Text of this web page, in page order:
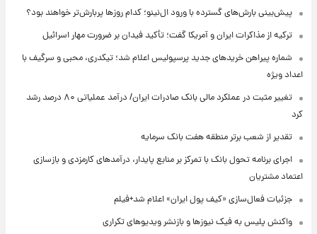
پیش‌بینی بارش‌های گسترده با ورود ال‌نینو؛ کدام روزها پربارش‌تر خواهند بود؟
ترکیه از مذاکرات ایران و آمریکا گفت؛ تأکید فیدان بر ضرورت مهار اسرائیل
شماره پیراهن خریدهای جدید پرسپولیس اعلام شد؛ تیکدری، محبی و سرگیف با
اعداد ویژه
تغییر مثبت در عملکرد مالی بانک صادرات ایران/ درآمد عملیاتی ۸۰ درصد رشد
کرد
تقدیر از شعب برتر منطقه هفت بانک سرمایه
اجرای برنامه تحول بانک با تمرکز بر منابع پایدار، درآمدهای کارمزدی و بازسازی
اعتماد مشتریان
جزئیات فعال‌سازی «کیف پول ایران» اعلام شد+فیلم
واکنش پلیس به فیک نیوزها و بازنشر ویدیوهای تکراری